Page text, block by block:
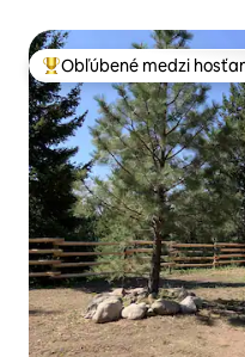
Najobľúbenejšie medzi
Obľúbené medzi